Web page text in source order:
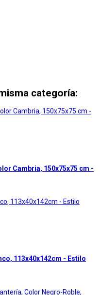
categoría:
Cambria, 150x75x75 cm -
113x40x142cm - Estilo